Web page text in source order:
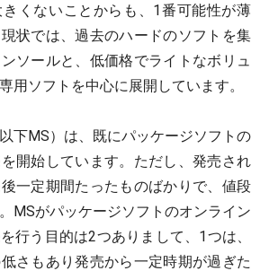
くないことからも、1番可能性が薄
状では、過去のハードのソフトを集
ソールと、低価格でライトなボリュ
用ソフトを中心に展開しています。
下MS）は、既にパッケージソフトの
開始しています。ただし、発売され
一定期間たったものばかりで、値段
MSがパッケージソフトのオンライン
行う目的は2つありまして、1つは、
さもあり発売から一定時期が過ぎた